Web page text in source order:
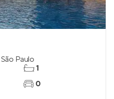
São Paulo
1
0